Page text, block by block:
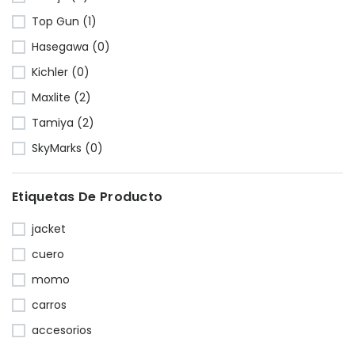
Top Gun (1)
Hasegawa (0)
Kichler (0)
Maxlite (2)
Tamiya (2)
SkyMarks (0)
Etiquetas De Producto
jacket
cuero
momo
carros
accesorios